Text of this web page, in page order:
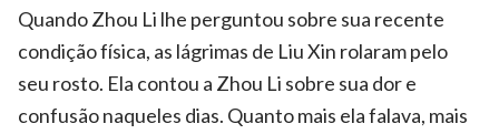
Quando Zhou Li lhe perguntou sobre sua recente
condição física, as lágrimas de Liu Xin rolaram pelo
seu rosto. Ela contou a Zhou Li sobre sua dor e
confusão naqueles dias. Quanto mais ela falava, mais